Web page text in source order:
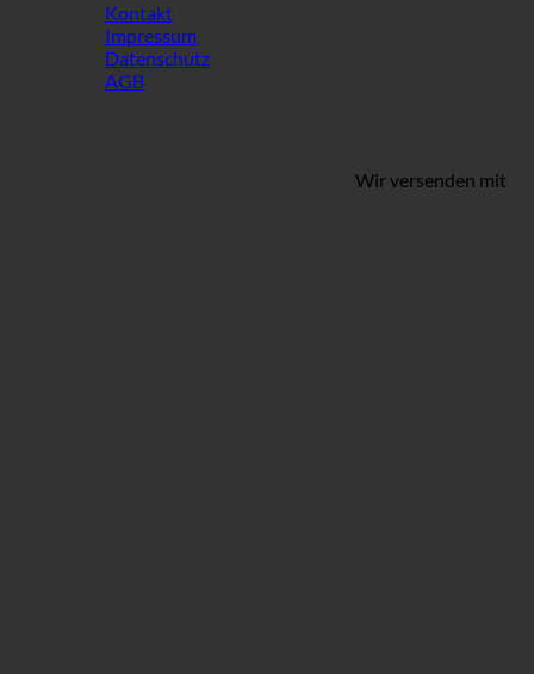
Kontakt
Impressum
Datenschutz
AGB
Wir versenden mit